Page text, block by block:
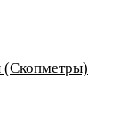
(Скопметры)